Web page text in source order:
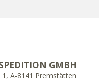
GMBH
A-8141 Premstätten